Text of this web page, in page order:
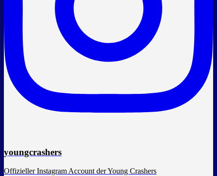
youngcrashers
Offizieller Instagram Account der Young Crashers